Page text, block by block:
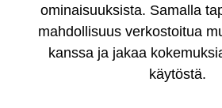
ominaisuuksista. Samalla
mahdollisuus verkostoitua
kanssa ja jakaa
käytöstä.